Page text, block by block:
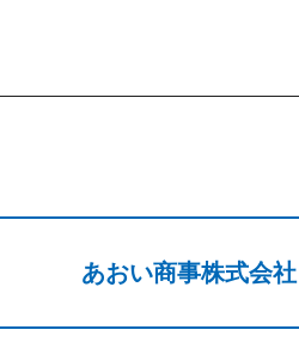
あおい商事株式会社